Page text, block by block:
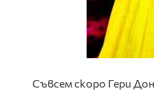
Съвсем скоро Гери